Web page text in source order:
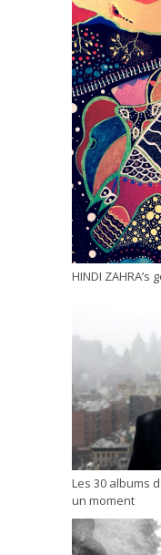
HINDI ZAHRA’s
Les 30 albums
un moment